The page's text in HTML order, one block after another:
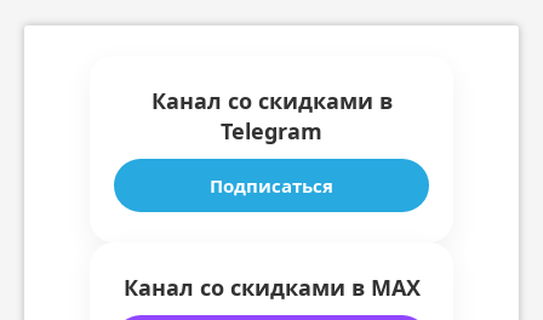
Канал со скидками в
Telegram
Подписаться
Канал со скидками в MAX